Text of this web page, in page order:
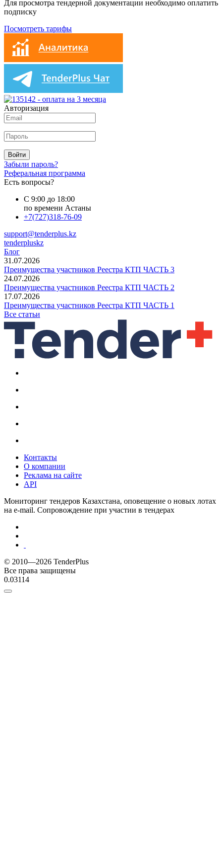
Для просмотра тендерной документации необходимо оплатить
подписку
Посмотреть тарифы
Авторизация
Войти
Забыли пароль?
Реферальная программа
Есть вопросы?
С 9:00 до 18:00
по времени Астаны
+7(727)318-76-09
support@tenderplus.kz
tenderpluskz
Блог
31.07.2026
Преимущества участников Реестра КТП ЧАСТЬ 3
24.07.2026
Преимущества участников Реестра КТП ЧАСТЬ 2
17.07.2026
Преимущества участников Реестра КТП ЧАСТЬ 1
Все статьи
Контакты
О компании
Реклама на сайте
API
Мониторинг тендеров Казахстана, оповещение о новых лотах
на e-mail. Сопровождение при участии в тендерах
© 2010—2026 TenderPlus
Все права защищены
0.03114